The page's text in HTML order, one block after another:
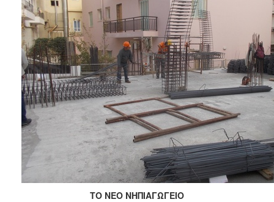
ΤΟ ΝΕΟ ΝΗΠΙΑΓΩΓΕΙΟ